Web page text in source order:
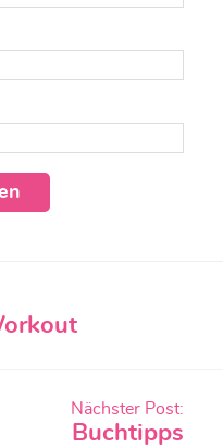
Nächster Post:
Buchtipps